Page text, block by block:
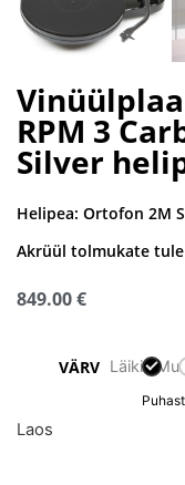
RPM 3
Silver
Helipea: Ortofon 2M
Akrüül tolmukate
849.00€
VÄRV Läikiv
Laos